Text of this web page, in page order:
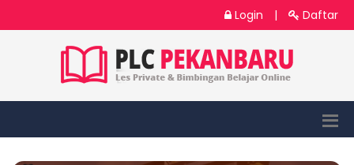
Login | Daftar